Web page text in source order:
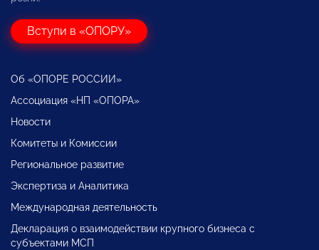
Вступи в «ОПОРУ»
Об «ОПОРЕ РОССИИ»
Ассоциация «НП «ОПОРА»
Новости
Комитеты и Комиссии
Региональное развитие
Экспертиза и Аналитика
Международная деятельность
Декларация о взаимодействии крупного бизнеса с
субъектами МСП